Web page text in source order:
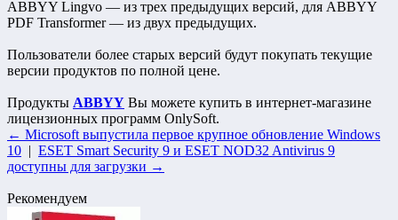
ABBYY Lingvo — из трех предыдущих версий, для ABBYY
PDF Transformer — из двух предыдущих.
Пользователи более старых версий будут покупать текущие
версии продуктов по полной цене.
Продукты ABBYY Вы можете купить в интернет-магазине
лицензионных программ OnlySoft.
← Microsoft выпустила первое крупное обновление Windows
10 | ESET Smart Security 9 и ESET NOD32 Antivirus 9
доступны для загрузки →
Рекомендуем